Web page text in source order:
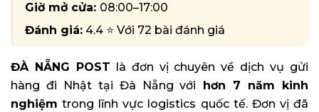
Giờ mở cửa: 08:00–17:00
Đánh giá: 4.4 ⭐ Với 72 bài đánh giá
ĐÀ NẴNG POST là đơn vị chuyên về dịch vụ gửi
hàng đi Nhật tại Đà Nẵng với hơn 7 năm kinh
nghiệm trong lĩnh vực logistics quốc tế. Đơn vị đã